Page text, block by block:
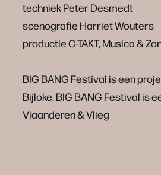
techniek Peter Desmedt
scenografie Harriet Wouters
productie C-TAKT, Musica &
BIG BANG Festival is een
Bijloke. BIG BANG Festival is
Vlaanderen & Vlieg